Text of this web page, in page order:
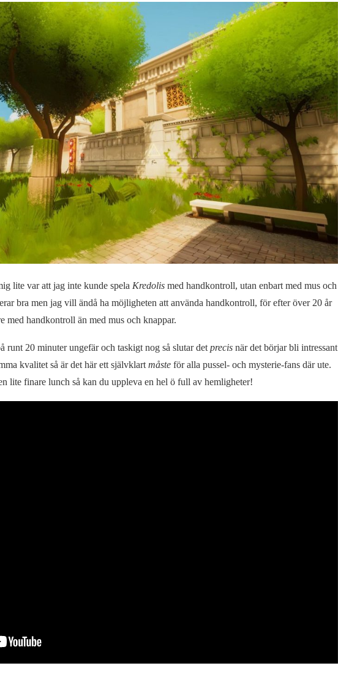
lite var att jag inte kunde spela Kredolismed handkontroll, utan enbart med mus och
bra men jag vill ändå ha möjligheten att använda handkontroll, för efter över 20 år
med handkontroll än med mus och knappar.
runt 20 minuter ungefär och taskigt nog så slutar detprecisnär det börjar bli intressant
kvalitet så är det här ett självklartmåsteför alla pussel- och mysterie-fans där ute.
lite finare lunch så kan du uppleva en hel ö full av hemligheter!